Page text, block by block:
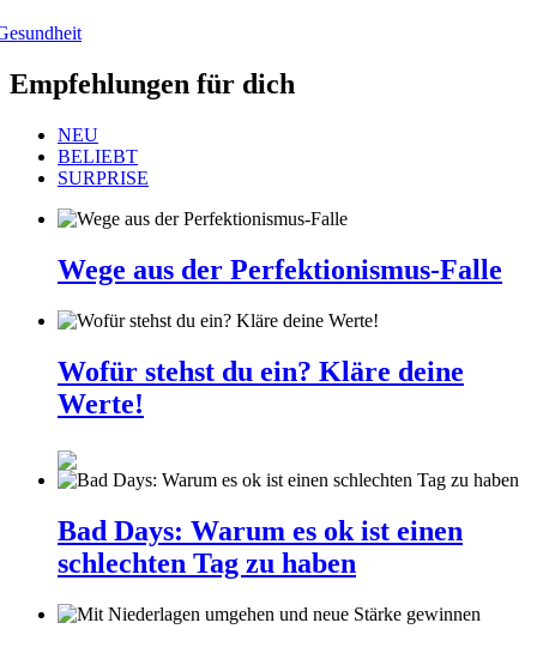
Empfehlungen für dich
NEU
BELIEBT
SURPRISE
Wege aus der Perfektionismus-Falle
Wofür stehst du ein? Kläre deine
Werte!
Bad Days: Warum es ok ist einen
schlechten Tag zu haben